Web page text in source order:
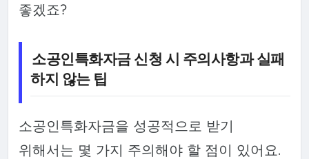
좋겠죠?
소공인특화자금 신청 시 주의사항과 실패
하지 않는 팁
소공인특화자금을 성공적으로 받기
위해서는 몇 가지 주의해야 할 점이 있어요.